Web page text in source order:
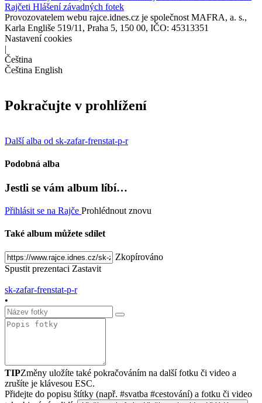
Rajčeti Hlášení závadných fotek
Provozovatelem webu rajce.idnes.cz je společnost MAFRA, a. s.,
Karla Engliše 519/11, Praha 5, 150 00, IČO: 45313351
Nastavení cookies
|
Čeština
Čeština English
Pokračujte v prohlížení
Další alba od sk-zafar-frenstat-p-r
Podobná alba
Jestli se vám album líbí…
Přihlásit se na Rajče Prohlédnout znovu
Také album můžete sdílet
Zkopírováno
Spustit prezentaci Zastavit
sk-zafar-frenstat-p-r
•
TIPZměny uložíte také pokračováním na další fotku či video a
zrušíte je klávesou ESC.
Přidejte do popisu štítky (např. #svatba #cestování) a fotku či video